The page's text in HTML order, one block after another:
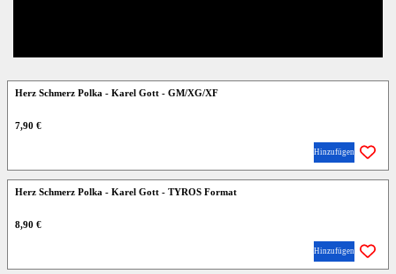
Herz Schmerz Polka - Karel Gott - GM/XG/XF
7,90 €
Hinzufügen
Herz Schmerz Polka - Karel Gott - TYROS Format
8,90 €
Hinzufügen